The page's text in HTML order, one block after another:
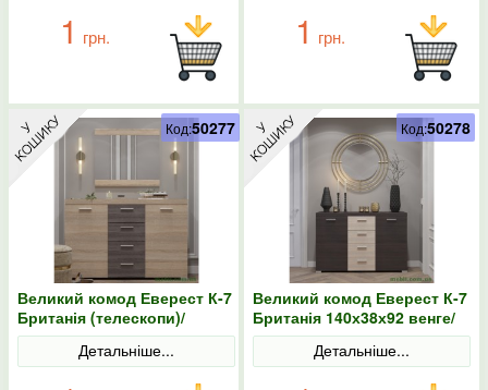
1 грн. 1 грн.
Великий комод Еверест К-7
Британія (телескопи)/
Дзеркало Британія сонома/
трюфельДетальніше...
Код:50277
Великий комод Еверест К-7
Британія 140х38х92 венге/
дуб молочний (роликові)
Детальніше...
Код:50278